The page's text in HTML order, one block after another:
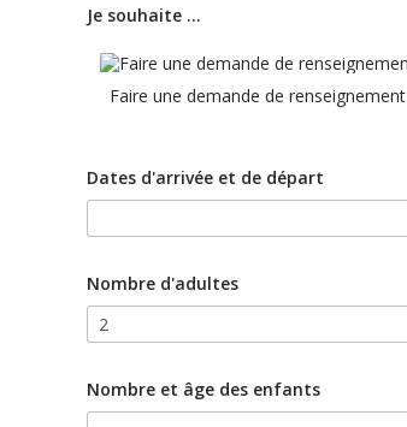
Je souhaite …
Faire une demande de renseignement
Dates d'arrivée et de départ
Nombre d'adultes
Nombre et âge des enfants